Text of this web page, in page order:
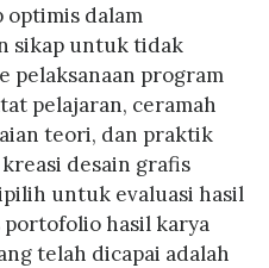
optimis dalam
sikap untuk tidak
pelaksanaan program
pelajaran, ceramah
teori, dan praktik
desain grafis
untuk evaluasi hasil
portofolio hasil karya
telah dicapai adalah